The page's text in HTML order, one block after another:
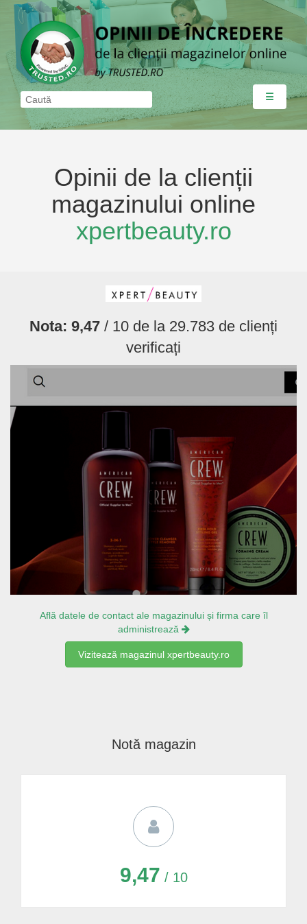
☰
Opinii de la clienții
magazinului online
xpertbeauty.ro
Nota: 9,47 / 10 de la 29.783 de clienți
verificați
Află datele de contact ale magazinului și firma care îl
administrează
Vizitează magazinul xpertbeauty.ro
Notă magazin
9,47 / 10